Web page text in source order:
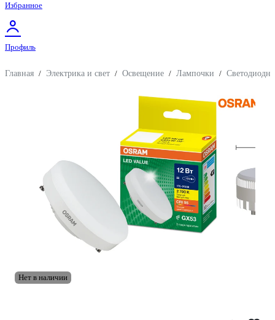
Избранное
Профиль
Главная / Электрика и свет / Освещение / Лампочки /
Нет в наличии